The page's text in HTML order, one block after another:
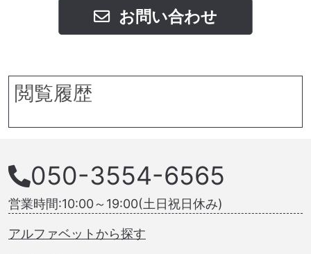
お問い合わせ
閲覧履歴
050-3554-6565
営業時間:10:00～19:00(土日祝日休み)
アルファベットから探す